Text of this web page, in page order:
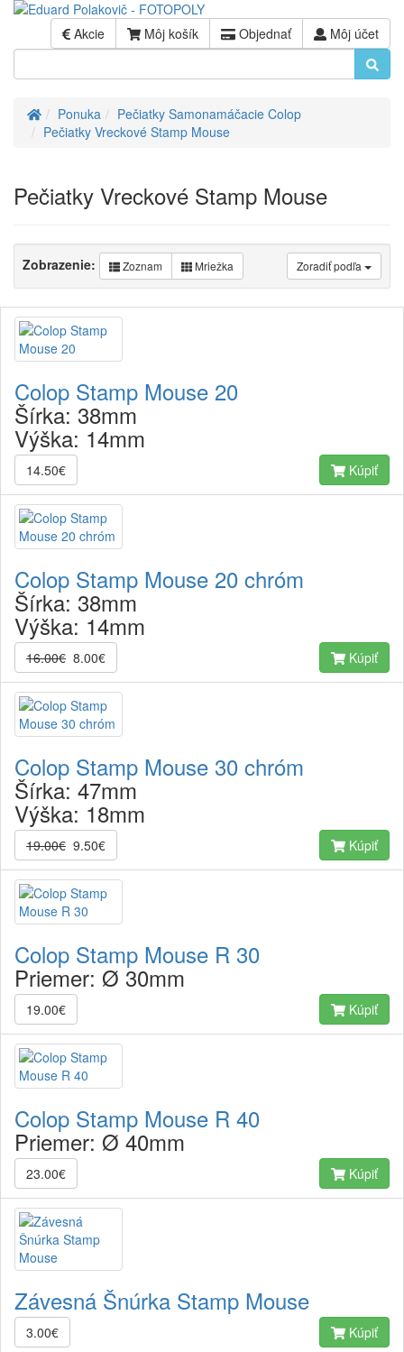
Akcie Môj košík Objednať Môj účet
ÚvodPonuka
Pečiatky Samonamáčacie Colop
Pečiatky Vreckové Stamp Mouse
Pečiatky Vreckové Stamp Mouse
Zoradiť podľa
Zobrazenie: Zoznam Mriežka
Colop Stamp Mouse 20
Šírka: 38mm
Výška: 14mm
14.50€ Kúpiť
Colop Stamp Mouse 20 chróm
Šírka: 38mm
Výška: 14mm
16.00€ 8.00€ Kúpiť
Colop Stamp Mouse 30 chróm
Šírka: 47mm
Výška: 18mm
19.00€ 9.50€ Kúpiť
Colop Stamp Mouse R 30
Priemer: Ø 30mm
19.00€ Kúpiť
Colop Stamp Mouse R 40
Priemer: Ø 40mm
23.00€ Kúpiť
Závesná Šnúrka Stamp Mouse
3.00€ Kúpiť